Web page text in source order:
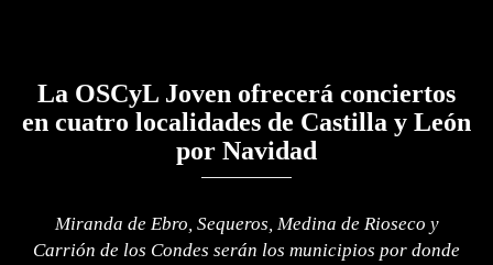
La OSCyL Joven ofrecerá conciertos
en cuatro localidades de Castilla y León
por Navidad
Miranda de Ebro, Sequeros, Medina de Rioseco y
Carrión de los Condes serán los municipios por donde